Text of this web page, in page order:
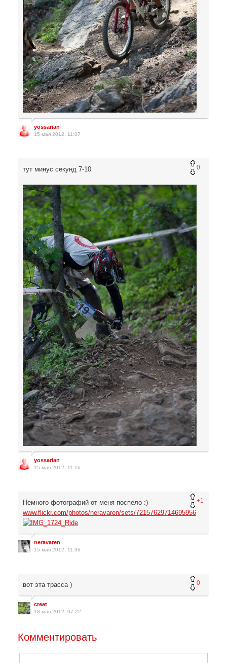
yossarian
15 мая 2012, 11:07
0
тут минус секунд 7-10
yossarian
15 мая 2012, 11:16
+1
Немного фотографий от меня поспело :)
www.flickr.com/photos/neravaren/sets/72157629714695956
neravaren
15 мая 2012, 11:36
0
вот эта трасса )
creat
18 мая 2012, 07:22
Комментировать